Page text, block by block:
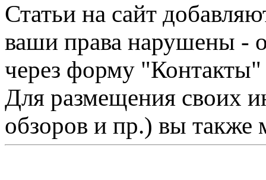
Статьи на сайт
ваши права нарушены -
через форму "Контакты"
Для размещения своих
обзоров и пр.) вы также